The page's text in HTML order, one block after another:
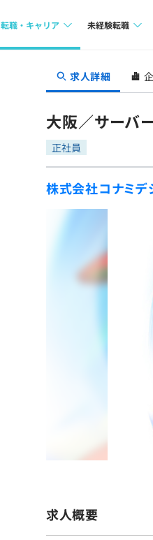
転職・キャリア
転職成功ガイド
転職エージェント
未経験転職
求人検索
転職成功ガイド
求人詳細
大阪／サーバ
正社員
株式会社コナミデ
求人概要